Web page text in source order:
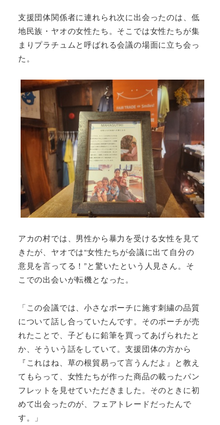
支援団体関係者に連れられ次に出会ったのは、低
地民族・ヤオの女性たち。そこでは女性たちが集
まりプラチュムと呼ばれる会議の場面に立ち会っ
た。
アカの村では、男性から暴力を受ける女性を見て
きたが、ヤオでは“女性たちが会議に出て自分の
意見を言ってる！”と驚いたという人見さん。そ
こでの出会いが転機となった。
「この会議では、小さなポーチに施す刺繍の品質
について話し合っていたんです。そのポーチが売
れたことで、子どもに鉛筆を買ってあげられたと
か、そういう話をしていて。支援団体の方から
『これはね、草の根貿易って言うんだよ』と教え
てもらって、女性たちが作った商品の載ったパン
フレットを見せていただきました。そのときに初
めて出会ったのが、フェアトレードだったんで
す。」